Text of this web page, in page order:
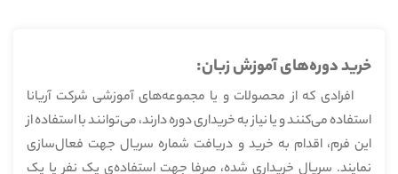
خرید دوره‌های آموزش زبان:
افرادی که از محصولات و یا مجموعه‌های آموزشی شرکت آریانا
استفاده می‌کنند و یا نیاز به خریداری دوره دارند، می‌توانند با استفاده از
این فرم، اقدام به خرید و دریافت شماره سریال جهت فعال‌سازی